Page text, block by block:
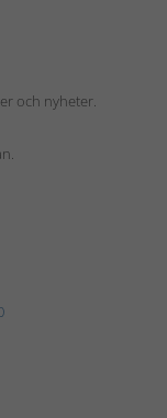
och nyheter.